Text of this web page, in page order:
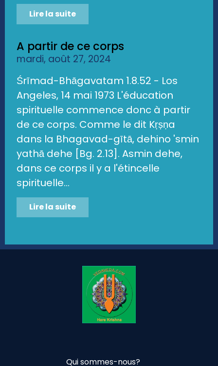
Lire la suite
A partir de ce corps
mardi, août 27, 2024
Śrīmad-Bhāgavatam 1.8.52 - Los
Angeles, 14 mai 1973 L'éducation
spirituelle commence donc à partir
de ce corps. Comme le dit Kṛṣṇa
dans la Bhagavad-gītā, dehino 'smin
yathā dehe [Bg. 2.13]. Asmin dehe,
dans ce corps il y a l'étincelle
spirituelle...
Lire la suite
Qui sommes-nous?